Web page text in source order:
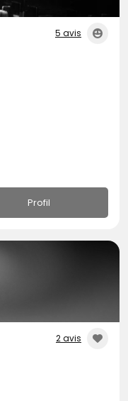
5 avis
Profil
2 avis